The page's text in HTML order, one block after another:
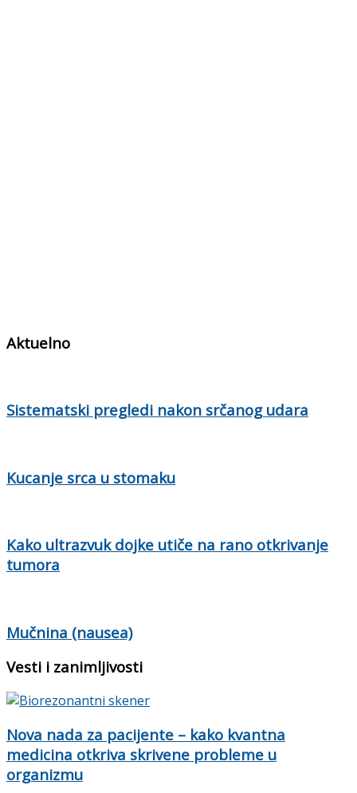
Aktuelno
Sistematski pregledi nakon srčanog udara
Kucanje srca u stomaku
Kako ultrazvuk dojke utiče na rano otkrivanje
tumora
Mučnina (nausea)
Vesti i zanimljivosti
Nova nada za pacijente – kako kvantna
medicina otkriva skrivene probleme u
organizmu